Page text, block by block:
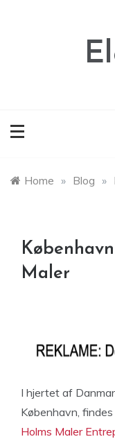
Home » Blog »
Maler
I hjertet af
København,
Holms Maler